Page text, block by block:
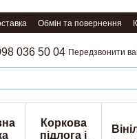
Обмін та повернення
036 50 04 Передзвонити
Коркова
підлога і